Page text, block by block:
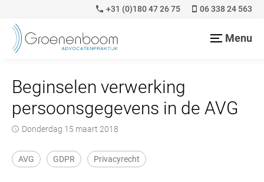
+31 (0)180 47 26 75 06 338 24 563
Menu
Beginselen verwerking
persoonsgegevens in de AVG
donderdag 15 maart 2018
AVG GDPR Privacyrecht